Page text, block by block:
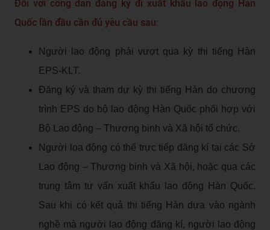
Đối với công dân đăng ký đi xuất khẩu lao động Hàn
Quốc lần đầu cần đủ yêu cầu sau:
Người lao động phải vượt qua kỳ thi tiếng Hàn
EPS-KLT.
Đăng ký và tham dự kỳ thi tiếng Hàn do chương
trình EPS do bộ lao động Hàn Quốc phối hợp với
Bộ Lao động – Thương binh và Xã hội tổ chức.
Người loa động có thể trực tiếp đăng kí tại các Sở
Lao động – Thương binh và Xã hội, hoặc qua các
trung tâm tư vấn xuất khẩu lao động Hàn Quốc.
Sau khi có kết quả thi tiếng Hàn dựa vào ngành
nghề mà người lao động đăng kí, người lao động